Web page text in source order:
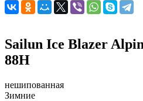
Sailun Ice Blazer
88H
нешипованная
Зимние